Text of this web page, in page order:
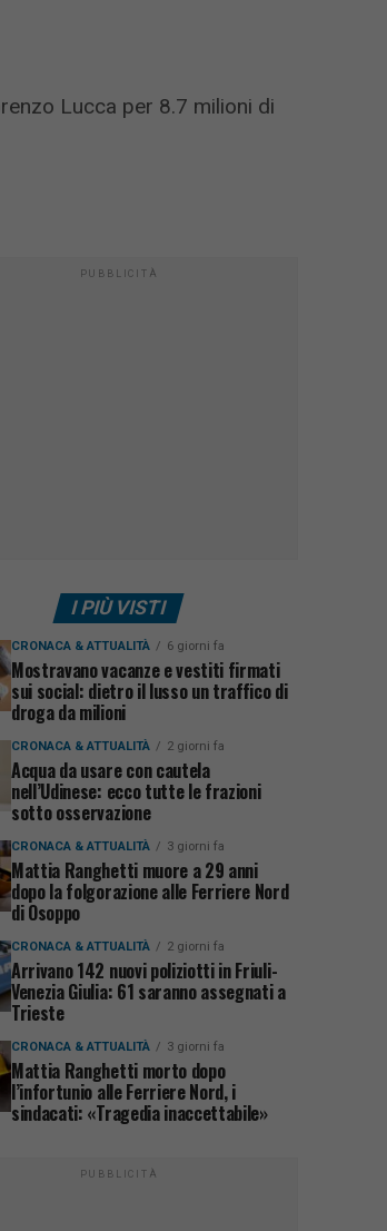
Lucca per 8.7 milioni di
PUBBLICITÀ
I PIÙ VISTI
CRONACA & ATTUALITÀ 6 giorni fa
Mostravano vacanze e vestiti firmati
sui social: dietro il lusso un traffico di
droga da milioni
CRONACA & ATTUALITÀ 2 giorni fa
Acqua da usare con cautela
nell’Udinese: ecco tutte le frazioni
sotto osservazione
CRONACA & ATTUALITÀ 3 giorni fa
Mattia Ranghetti muore a 29 anni
dopo la folgorazione alle Ferriere Nord
di Osoppo
CRONACA & ATTUALITÀ 2 giorni fa
Arrivano 142 nuovi poliziotti in Friuli-
Venezia Giulia: 61 saranno assegnati a
Trieste
CRONACA & ATTUALITÀ 3 giorni fa
Mattia Ranghetti morto dopo
l’infortunio alle Ferriere Nord, i
sindacati: «Tragedia inaccettabile»
PUBBLICITÀ